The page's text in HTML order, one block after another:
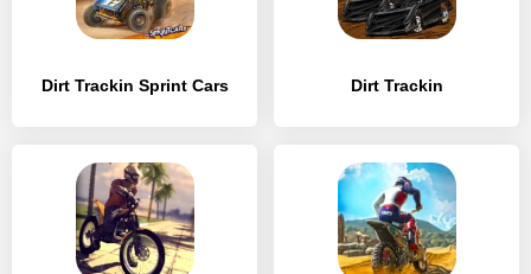
Dirt Trackin Sprint Cars Dirt Trackin